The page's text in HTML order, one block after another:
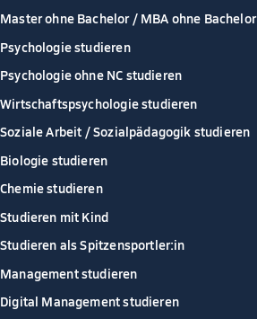
Master ohne Bachelor / MBA ohne Bachelor
Psychologie studieren
Psychologie ohne NC studieren
Wirtschaftspsychologie studieren
Soziale Arbeit / Sozialpädagogik studieren
Biologie studieren
Chemie studieren
Studieren mit Kind
Studieren als Spitzensportler:in
Management studieren
Digital Management studieren